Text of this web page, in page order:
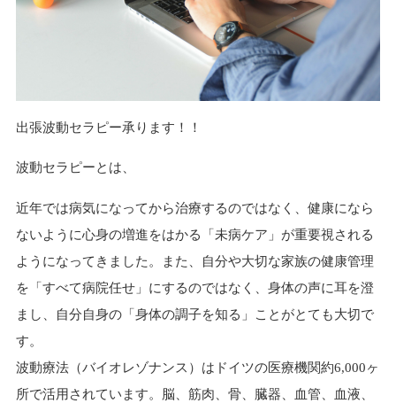
出張波動セラピー承ります！！
波動セラピーとは、
近年では病気になってから治療するのではなく、健康になら
ないように心身の増進をはかる「未病ケア」が重要視される
ようになってきました。また、自分や大切な家族の健康管理
を「すべて病院任せ」にするのではなく、身体の声に耳を澄
まし、自分自身の「身体の調子を知る」ことがとても大切で
す。
波動療法（バイオレゾナンス）はドイツの医療機関約6,000ヶ
所で活用されています。脳、筋肉、骨、臓器、血管、血液、